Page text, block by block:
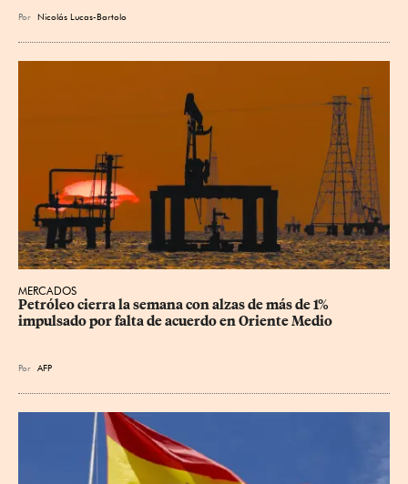
Por Nicolás Lucas-Bartolo
MERCADOS
Petróleo cierra la semana con alzas de más de 1%
impulsado por falta de acuerdo en Oriente Medio
Por AFP